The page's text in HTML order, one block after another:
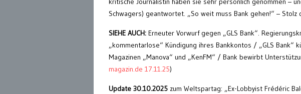
Schwagers) geantwortet. „So weit muss Bank gehen!“ – Stolz
SIEHE AUCH: Erneuter Vorwurf gegen „GLS Bank“.
„kommentarlose“ Kündigung ihres Bankkontos / „GLS
Magazinen „Manova“ und „KenFM“ / Bank bewirbt
magazin.de 17.11.25)
Update 30.10.2025 zum Weltspartag: „Ex-Lobbyist Frédéric